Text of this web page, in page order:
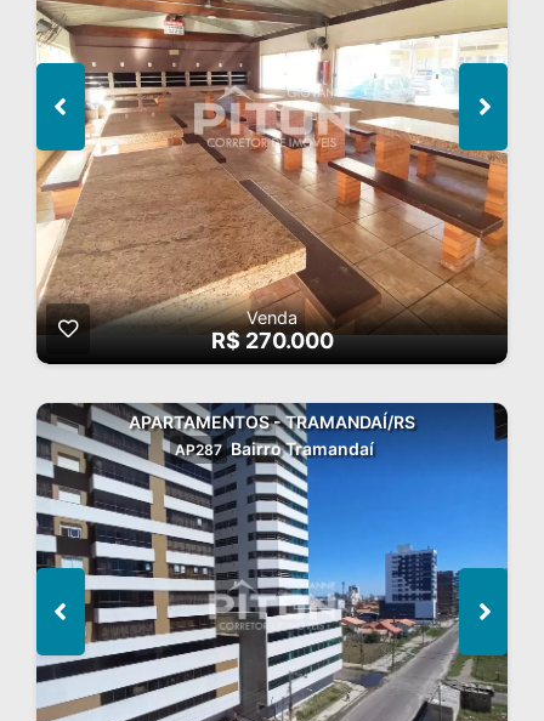
Venda
R$ 270.000
APARTAMENTOS - TRAMANDAÍ/RS
AP287 Bairro Tramandaí